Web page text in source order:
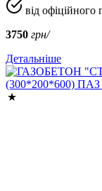
від офіційного
3750 грн/
Детальніше